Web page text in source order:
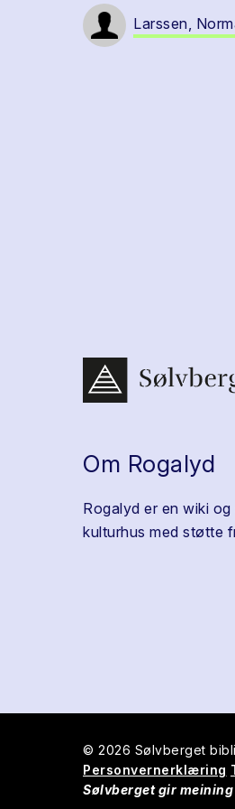
Larssen,
Om Rogalyd
Rogalyd er en wiki
kulturhus med støtte
© 2026 Sølvberget
Personvernerklæring
Sølvberget gir